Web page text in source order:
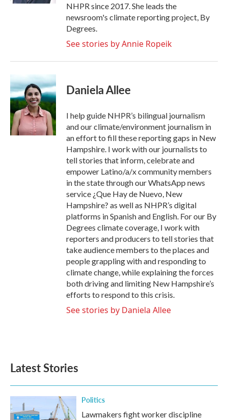
NHPR since 2017. She leads the
newsroom's climate reporting project, By
Degrees.
See stories by Annie Ropeik
Daniela Allee
I help guide NHPR’s bilingual journalism
and our climate/environment journalism in
an effort to fill these reporting gaps in New
Hampshire. I work with our journalists to
tell stories that inform, celebrate and
empower Latino/a/x community members
in the state through our WhatsApp news
service ¿Que Hay de Nuevo, New
Hampshire? as well as NHPR’s digital
platforms in Spanish and English. For our By
Degrees climate coverage, I work with
reporters and producers to tell stories that
take audience members to the places and
people grappling with and responding to
climate change, while explaining the forces
both driving and limiting New Hampshire’s
efforts to respond to this crisis.
See stories by Daniela Allee
Latest Stories
Politics
Lawmakers fight worker discipline